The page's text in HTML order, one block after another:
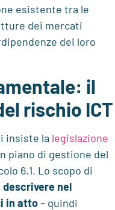
esistente tra le
dei mercati
dei loro
il
rischio ICT
insiste la legislazione
piano di gestione del
6.1. Lo scopo di
descrivere nel
in atto– quindi